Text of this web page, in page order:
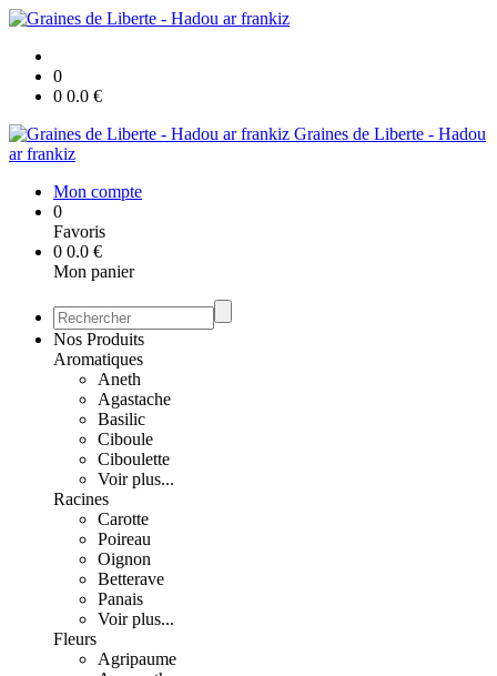
0
0 0.0 €
Graines de Liberte - Hadou
ar frankiz
Mon compte
0
Favoris
0 0.0 €
Mon panier
Nos Produits
Aromatiques
Aneth
Agastache
Basilic
Ciboule
Ciboulette
Voir plus...
Racines
Carotte
Poireau
Oignon
Betterave
Panais
Voir plus...
Fleurs
Agripaume